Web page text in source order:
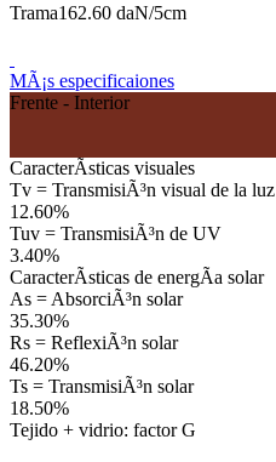
Trama162.60 daN/5cm
MÃ¡s especificaiones
Frente - Interior
CaracterÃ­sticas visuales
Tv = TransmisiÃ³n visual de la luz
12.60%
Tuv = TransmisiÃ³n de UV
3.40%
CaracterÃ­sticas de energÃ­a solar
As = AbsorciÃ³n solar
35.30%
Rs = ReflexiÃ³n solar
46.20%
Ts = TransmisiÃ³n solar
18.50%
Tejido + vidrio: factor G